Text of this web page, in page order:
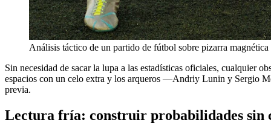
Análisis táctico de un partido de fútbol sobre pizarra magnética
Sin necesidad de sacar la lupa a las estadísticas oficiales, cualquier
espacios con un celo extra y los arqueros —Andriy Lunin y Sergio
previa.
Lectura fría: construir probabilidades sin